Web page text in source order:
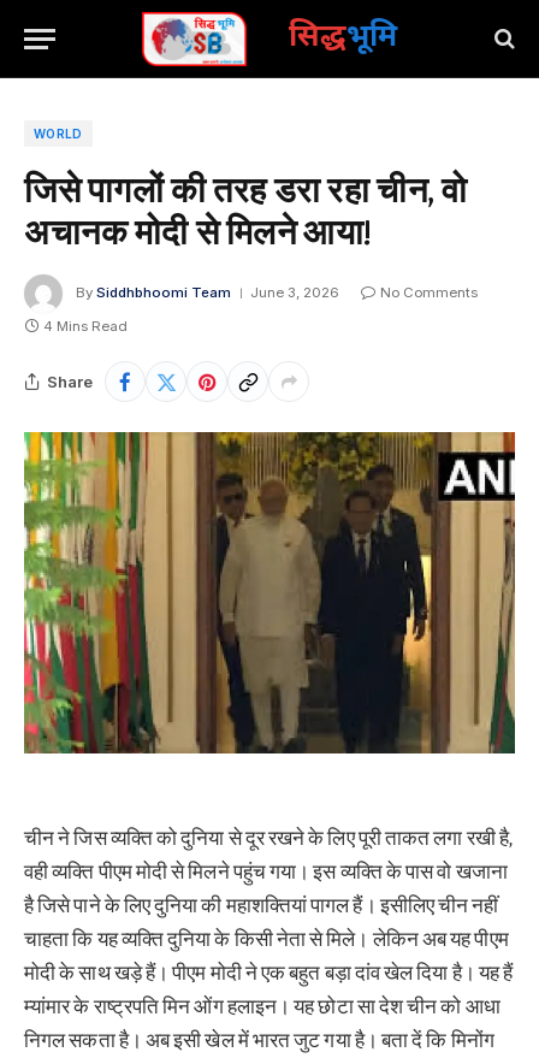
सिद्धभूमि
WORLD
जिसे पागलों की तरह डरा रहा चीन, वो
अचानक मोदी से मिलने आया!
By Siddhbhoomi Team June 3, 2026
No Comments
4 Mins Read
Share
चीन ने जिस व्यक्ति को दुनिया से दूर रखने के लिए पूरी ताकत लगा रखी है,
वही व्यक्ति पीएम मोदी से मिलने पहुंच गया। इस व्यक्ति के पास वो खजाना
है जिसे पाने के लिए दुनिया की महाशक्तियां पागल हैं। इसीलिए चीन नहीं
चाहता कि यह व्यक्ति दुनिया के किसी नेता से मिले। लेकिन अब यह पीएम
मोदी के साथ खड़े हैं। पीएम मोदी ने एक बहुत बड़ा दांव खेल दिया है। यह हैं
म्यांमार के राष्ट्रपति मिन ओंग हलाइन। यह छोटा सा देश चीन को आधा
निगल सकता है। अब इसी खेल में भारत जुट गया है। बता दें कि मिनोंग